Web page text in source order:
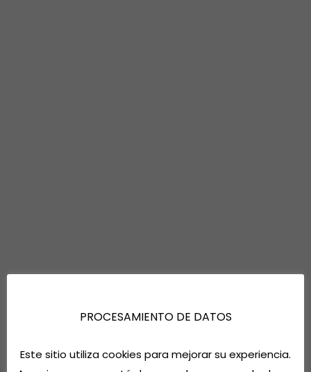
PROCESAMIENTO DE DATOS
Este sitio utiliza cookies para mejorar su experiencia.